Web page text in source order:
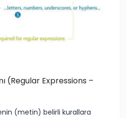
(Regular Expressions –
(metin) belirli kurallara